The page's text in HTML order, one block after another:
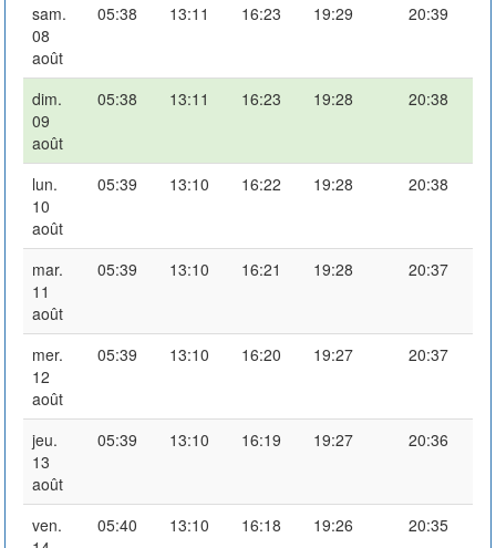
sam.
08
août
05:38 13:11 16:23 19:29 20:39
dim.
09
août
05:38 13:11 16:23 19:28 20:38
lun.
10
août
05:39 13:10 16:22 19:28 20:38
mar.
11
août
05:39 13:10 16:21 19:28 20:37
mer.
12
août
05:39 13:10 16:20 19:27 20:37
jeu.
13
août
05:39 13:10 16:19 19:27 20:36
ven.
05:40 13:10 16:18 19:26 20:35